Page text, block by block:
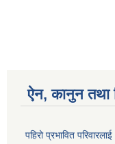
ऐन, कानुन तथा
पहिरो प्रभावित